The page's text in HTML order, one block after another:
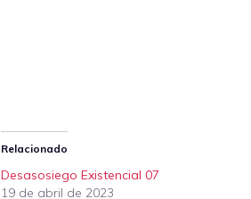
Relacionado
Desasosiego Existencial 07
19 de abril de 2023